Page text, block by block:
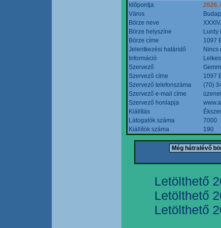
Időpontja
2026.
Város
Börze neve
Börze helyszíne
Lurdy
Börze címe
1097
Jelentkezési határidő
Nincs
Információ
Szervező
Szervező címe
1097
Szervező telefonszáma
(70)
Szervező e-mail címe
Szervező honlapja
Kiállítás
Látogatók száma
7000
Kiállítók száma
190
Letölthető
Letölthető
Letölthető